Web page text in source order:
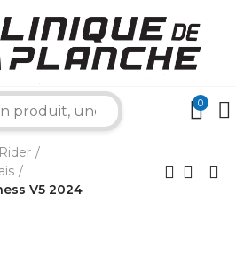
0
V5 2024
×
votre expert nautique.
vous aider aujourd'hui ?